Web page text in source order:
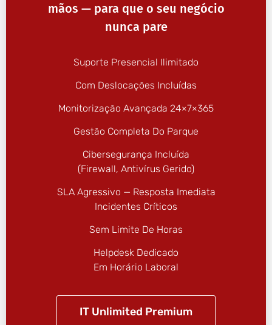
mãos — para que o seu negócio
nunca pare
Suporte Presencial Ilimitado
Com Deslocações Incluídas
Monitorização Avançada 24×7×365
Gestão Completa Do Parque
Cibersegurança Incluída
(firewall, Antivírus Gerido)
SLA Agressivo — Resposta Imediata
Incidentes Críticos
Sem Limite De Horas
Helpdesk Dedicado
Em Horário Laboral
IT Unlimited Premium